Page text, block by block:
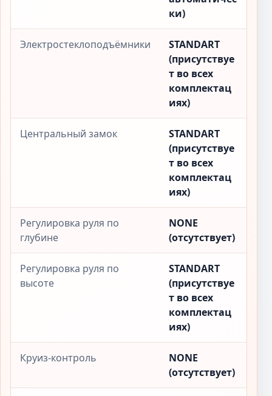
ки)
Электростеклоподъёмники
STANDART
(присутствуе
т во всех
комплектац
иях)
Центральный замок
STANDART
(присутствуе
т во всех
комплектац
иях)
Регулировка руля по
глубине
NONE
(отсутствует)
Регулировка руля по
высоте
STANDART
(присутствуе
т во всех
комплектац
иях)
Круиз-контроль
NONE
(отсутствует)